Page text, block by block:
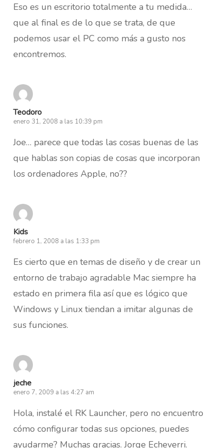
Eso es un escritorio totalmente a tu medida…
que al final es de lo que se trata, de que
podemos usar el PC como más a gusto nos
encontremos.
Teodoro
enero 31, 2008 a las 10:39 pm
Joe… parece que todas las cosas buenas de las
que hablas son copias de cosas que incorporan
los ordenadores Apple, no??
Kids
febrero 1, 2008 a las 1:33 pm
Es cierto que en temas de diseño y de crear un
entorno de trabajo agradable Mac siempre ha
estado en primera fila así que es lógico que
Windows y Linux tiendan a imitar algunas de
sus funciones.
jeche
enero 7, 2009 a las 4:27 am
Hola, instalé el RK Launcher, pero no encuentro
cómo configurar todas sus opciones, puedes
ayudarme? Muchas gracias. Jorge Echeverri.